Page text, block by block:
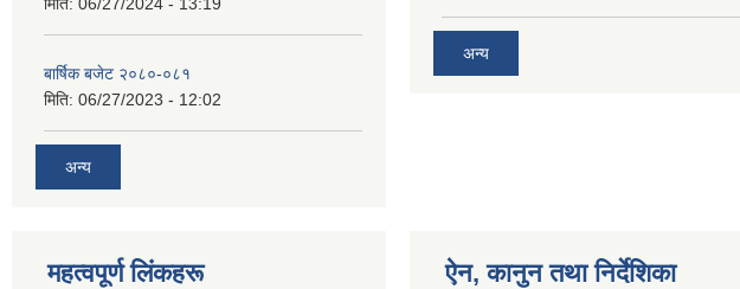
बार्षिक बजेट २०८०-०८१
मिति: 06/27/2023 - 12:02
अन्य
अन्य
महत्वपूर्ण लिंकहरू ऐन, कानुन तथा निर्देशिका